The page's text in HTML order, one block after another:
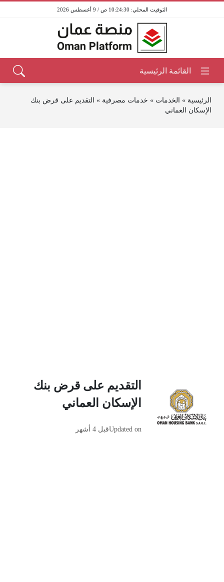
10:24:30 ص / 9 أغسطس 2026
الرئيسية » الخدمات » خدمات مصرفية » التقديم على قرض بنك
الإسكان العماني
التقديم على قرض بنك
الإسكان العماني
Updated onقبل 4 أشهر